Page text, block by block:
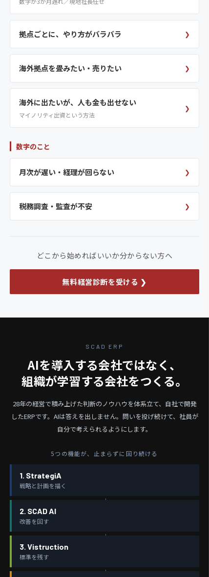
拠点ごとに、やり方がバラバラ ❯
海外拠点を畳みたい・売りたい ❯
海外に出たいが、人も金も出せない
マイノリティ出資という方法
❯
数字のこと
月次が遅い・経理が回らない ❯
税務調査・監査が不安 ❯
どこから始めればいいか分からない方へ
無料経営診断を受ける ❯
SCAD ERP
AIを導入する会社ではなく、
組織が学習する会社をつくる。
28年の経営で積み上げた判断のノウハウを体系立て、自社で開発
したERPです。 AIは答えを出しません。問いを投げ続けて、社員が
自分で考えられるようにします。
5つの機能が、止まらずに回り続ける
1. StrategiA
戦略と計画を描く
2. SCAD AI
改善を回す
3. Vistruction
標準を残す